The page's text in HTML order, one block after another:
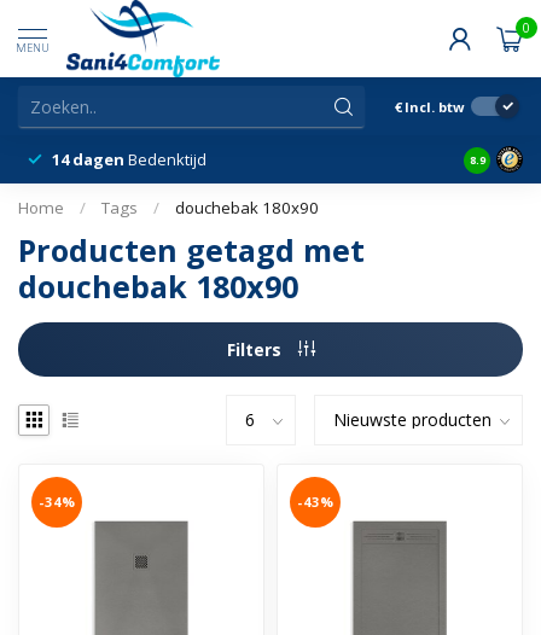
MENU
0
€ Incl. btw
14 dagen Bedenktijd Snelle
8.9
Home / Tags / douchebak 180x90
Producten getagd met
douchebak 180x90
Filters
-34% -43%